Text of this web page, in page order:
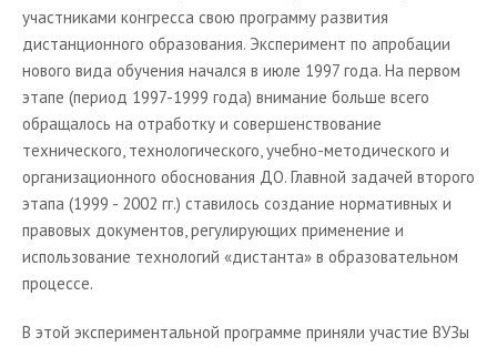
участниками конгресса свою программу развития
дистанционного образования. Эксперимент по апробации
нового вида обучения начался в июле 1997 года. На первом
этапе (период 1997-1999 года) внимание больше всего
обращалось на отработку и совершенствование
технического, технологического, учебно-методического и
организационного обоснования ДО. Главной задачей второго
этапа (1999 - 2002 гг.) ставилось создание нормативных и
правовых документов, регулирующих применение и
использование технологий «дистанта» в образовательном
процессе.
В этой экспериментальной программе приняли участие ВУЗы